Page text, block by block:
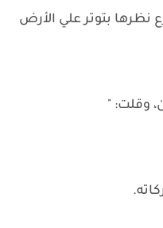
بتوتر علي الأرض
وقلت: "